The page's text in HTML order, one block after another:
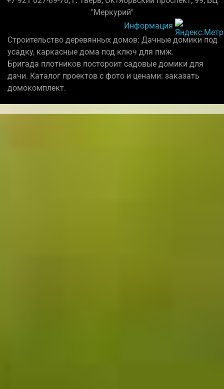
"Меркурий"
Информация
Строительство деревянных домов: Дачные домики под
усадку, каркасные дома под ключ для пмж.
Бригада плотников постороит садовые домики для
дачи. Каталог проектов с фото и ценами: заказать
домокомплект.